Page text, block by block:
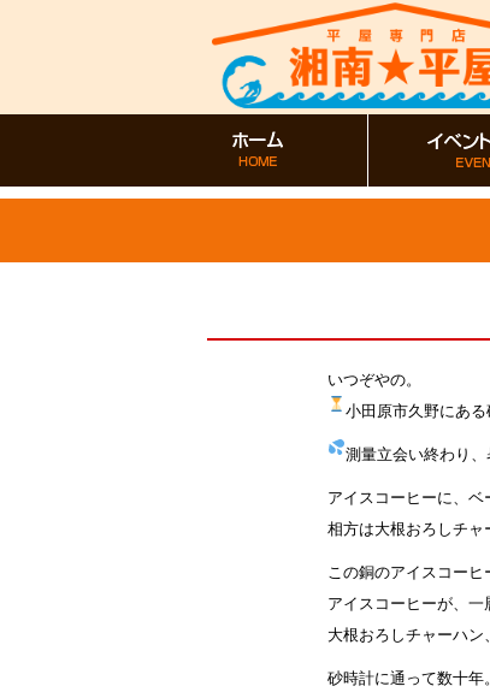
いつぞやの。
小田原市久野にある
測量立会い終わり
アイスコーヒーに、ベ
相方は大根おろしチャ
この銅のアイスコーヒ
アイスコーヒーが、一
大根おろしチャーハン
砂時計に通って数十年。